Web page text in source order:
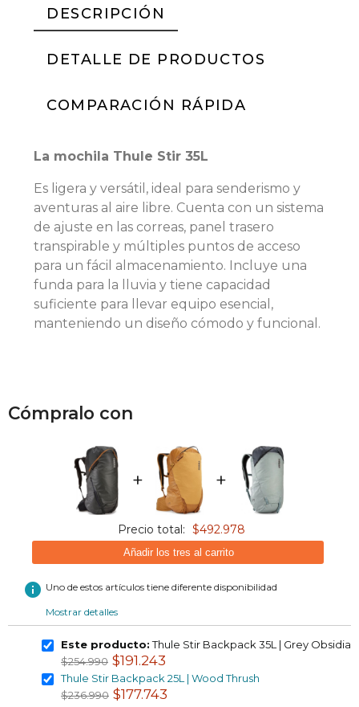
DESCRIPCIÓN
DETALLE DE PRODUCTOS
COMPARACIÓN RÁPIDA
La mochila Thule Stir 35L
Es ligera y versátil, ideal para senderismo y
aventuras al aire libre. Cuenta con un sistema
de ajuste en las correas, panel trasero
transpirable y múltiples puntos de acceso
para un fácil almacenamiento. Incluye una
funda para la lluvia y tiene capacidad
suficiente para llevar equipo esencial,
manteniendo un diseño cómodo y funcional.
Cómpralo con
+ +
Precio total: $492.978
Añadir los tres al carrito
info Uno de estos artículos tiene diferente disponibilidad
Mostrar detalles
Este producto:Thule Stir Backpack 35L | Grey Obsidian
$254.990 $191.243
Thule Stir Backpack 25L | Wood Thrush
$236.990 $177.743